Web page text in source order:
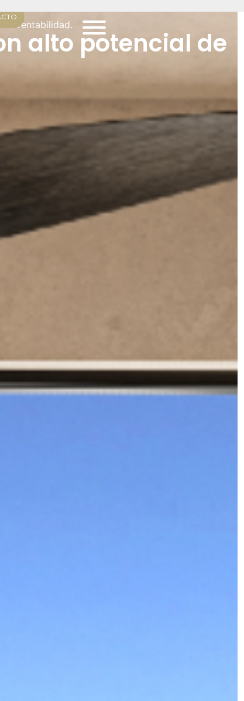
rentabilidad.
alto potencial de